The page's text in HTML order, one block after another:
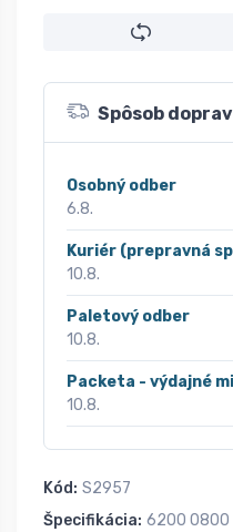
Spôsob
Osobný odber
6.8.
Kuriér (prepravná
10.8.
Paletový odber
10.8.
Packeta - výdajné
10.8.
Kód: S2957
Špecifikácia: 6200 0800